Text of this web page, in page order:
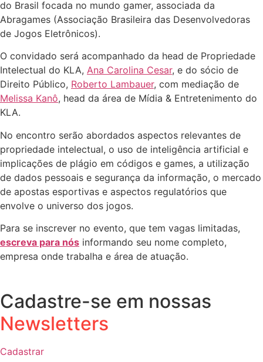
do Brasil focada no mundo gamer, associada da
Abragames (Associação Brasileira das Desenvolvedoras
de Jogos Eletrônicos).
O convidado será acompanhado da head de Propriedade
Intelectual do KLA, Ana Carolina Cesar, e do sócio de
Direito Público, Roberto Lambauer, com mediação de
Melissa Kanô, head da área de Mídia & Entretenimento do
KLA.
No encontro serão abordados aspectos relevantes de
propriedade intelectual, o uso de inteligência artificial e
implicações de plágio em códigos e games, a utilização
de dados pessoais e segurança da informação, o mercado
de apostas esportivas e aspectos regulatórios que
envolve o universo dos jogos.
Para se inscrever no evento, que tem vagas limitadas,
escreva para nós informando seu nome completo,
empresa onde trabalha e área de atuação.
Cadastre-se em nossas
Newsletters
Cadastrar